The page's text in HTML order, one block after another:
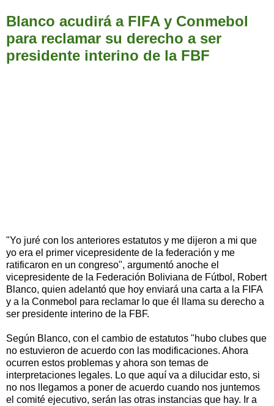
Blanco acudirá a FIFA y Conmebol
para reclamar su derecho a ser
presidente interino de la FBF
"Yo juré con los anteriores estatutos y me dijeron a mi que
yo era el primer vicepresidente de la federación y me
ratificaron en un congreso", argumentó anoche el
vicepresidente de la Federación Boliviana de Fútbol, Robert
Blanco, quien adelantó que hoy enviará una carta a la FIFA
y a la Conmebol para reclamar lo que él llama su derecho a
ser presidente interino de la FBF.
Según Blanco, con el cambio de estatutos "hubo clubes que
no estuvieron de acuerdo con las modificaciones. Ahora
ocurren estos problemas y ahora son temas de
interpretaciones legales. Lo que aquí va a dilucidar esto, si
no nos llegamos a poner de acuerdo cuando nos juntemos
el comité ejecutivo, serán las otras instancias que hay. Ir a